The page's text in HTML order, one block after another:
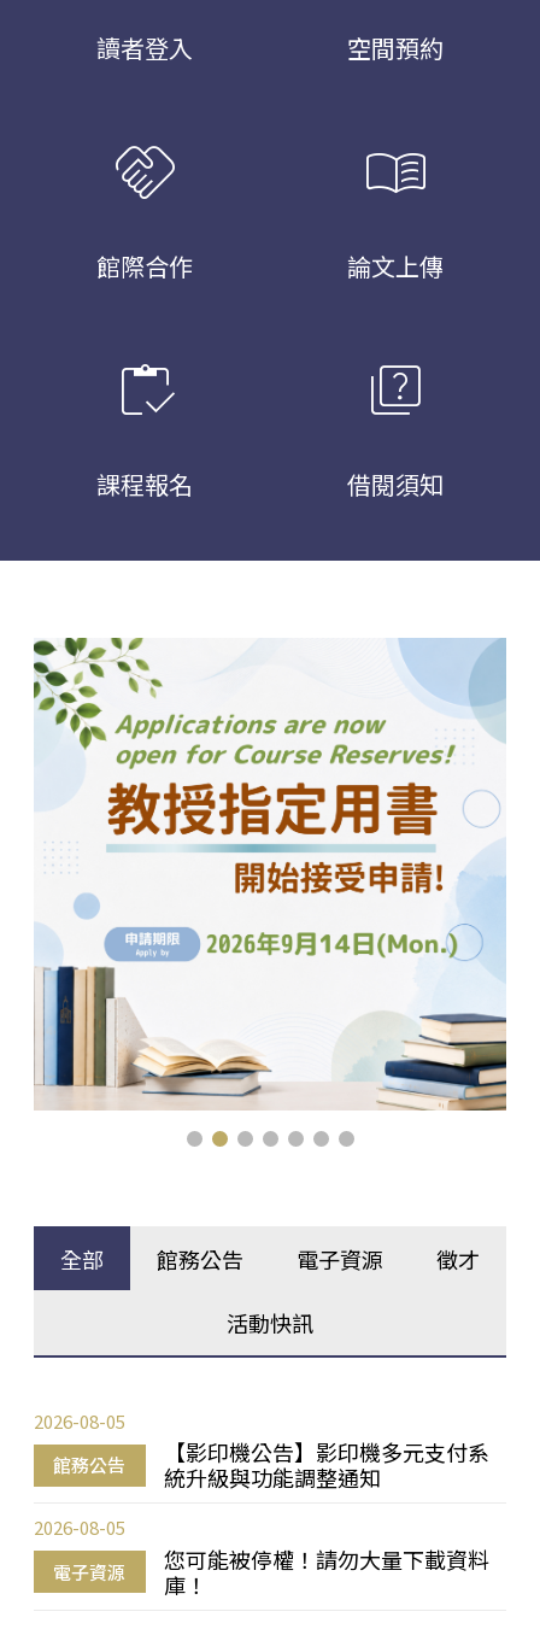
讀者登入 空間預約
handshake
館際合作
menu_book
論文上傳
inventory
課程報名
quiz
借閱須知
全部 館務公告 電子資源 徵才
活動快訊
館務公告
【影印機公告】影印機多元支付系
統升級與功能調整通知
2026-08-05
電子資源
您可能被停權！請勿大量下載資料
庫！
2026-08-05